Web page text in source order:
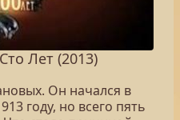
Лет (2013)
Он начался в
году, но всего пять